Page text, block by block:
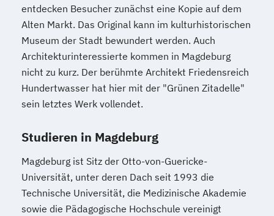
entdecken Besucher zunächst eine Kopie auf dem
Alten Markt. Das Original kann im kulturhistorischen
Museum der Stadt bewundert werden. Auch
Architekturinteressierte kommen in Magdeburg
nicht zu kurz. Der berühmte Architekt Friedensreich
Hundertwasser hat hier mit der "Grünen Zitadelle"
sein letztes Werk vollendet.
Studieren in Magdeburg
Magdeburg ist Sitz der Otto-von-Guericke-
Universität, unter deren Dach seit 1993 die
Technische Universität, die Medizinische Akademie
sowie die Pädagogische Hochschule vereinigt